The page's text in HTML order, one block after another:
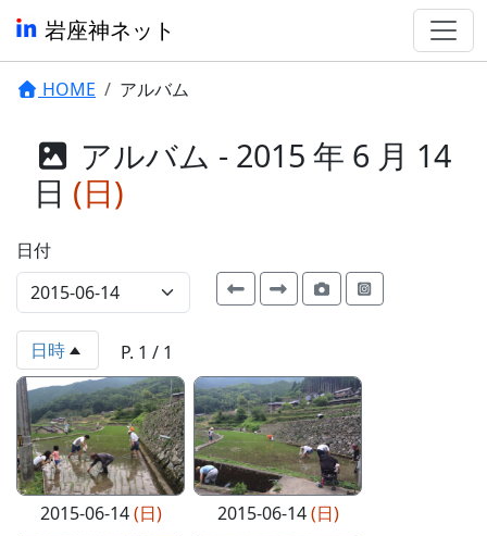
岩座神ネット
HOME アルバム
アルバム - 2015 年 6 月 14
日 (日)
日付
日時 P. 1 / 1
2015-06-14(日) 2015-06-14(日)